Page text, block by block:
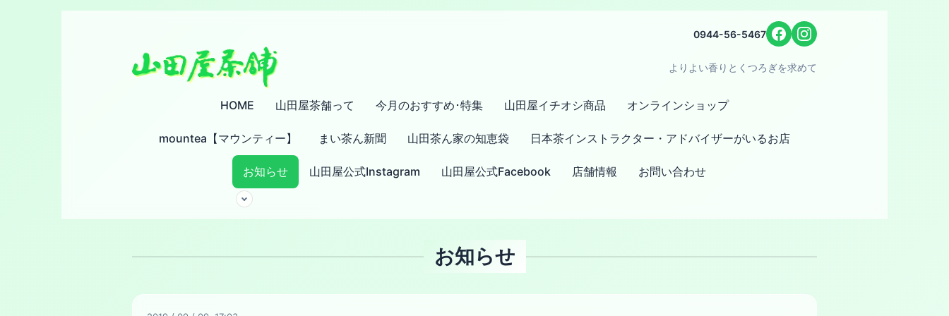
0944-56-5467
よりよい香りとくつろぎを求めて
HOME 山田屋茶舗って 今月のおすすめ･特集 山田屋イチオシ商品 オンラインショップ
mountea【マウンティー】 まい茶ん新聞 山田茶ん家の知恵袋 日本茶インストラクター・アドバイザーがいるお店
お知らせ 山田屋公式Instagram 山田屋公式Facebook 店舗情報 お問い合わせ
お知らせ